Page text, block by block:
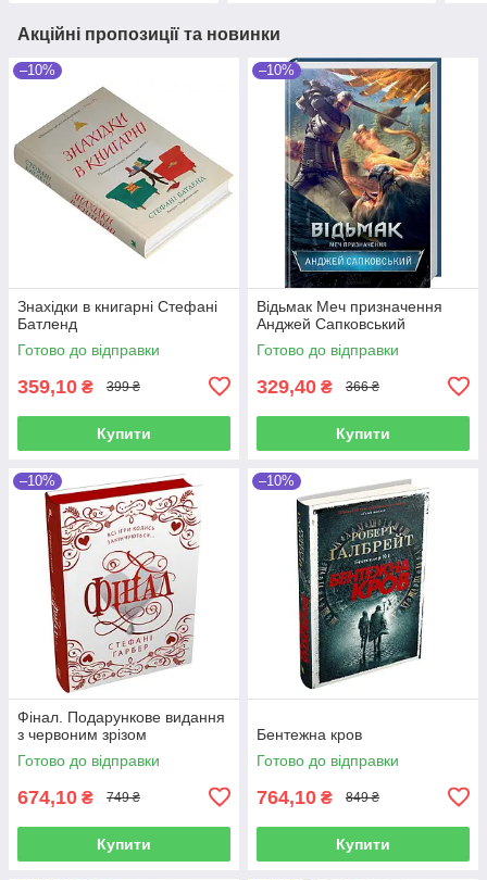
Акційні пропозиції та новинки
–10%
Знахідки в книгарні Стефані
Батленд
Готово до відправки
359,10 ₴ 399 ₴
Купити
–10%
Відьмак Меч призначення
Анджей Сапковський
Готово до відправки
329,40 ₴ 366 ₴
Купити
–10%
Фінал. Подарункове видання
з червоним зрізом
Готово до відправки
674,10 ₴ 749 ₴
Купити
–10%
Бентежна кров
Готово до відправки
764,10 ₴ 849 ₴
Купити